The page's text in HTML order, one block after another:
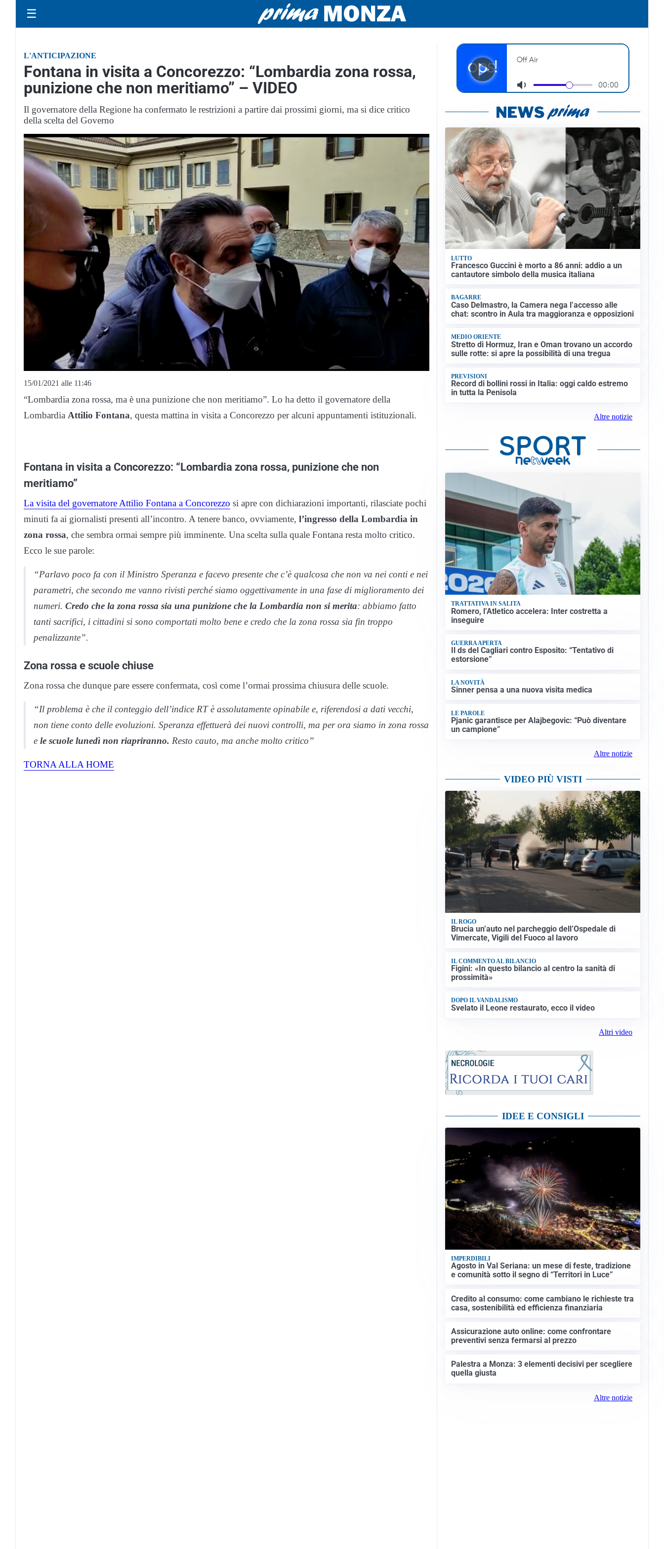
☰
L'ANTICIPAZIONE
Fontana in visita a Concorezzo: “Lombardia zona rossa,
punizione che non meritiamo” – VIDEO
Il governatore della Regione ha confermato le restrizioni a partire dai prossimi giorni, ma si dice critico
della scelta del Governo
15/01/2021 alle 11:46
“Lombardia zona rossa, ma è una punizione che non meritiamo”. Lo ha detto il governatore della
Lombardia Attilio Fontana, questa mattina in visita a Concorezzo per alcuni appuntamenti istituzionali.
Fontana in visita a Concorezzo: “Lombardia zona rossa, punizione che non
meritiamo”
La visita del governatore Attilio Fontana a Concorezzo si apre con dichiarazioni importanti, rilasciate pochi
minuti fa ai giornalisti presenti all’incontro. A tenere banco, ovviamente, l’ingresso della Lombardia in
zona rossa, che sembra ormai sempre più imminente. Una scelta sulla quale Fontana resta molto critico.
Ecco le sue parole:
“Parlavo poco fa con il Ministro Speranza e facevo presente che c’è qualcosa che non va nei conti e nei
parametri, che secondo me vanno rivisti perché siamo oggettivamente in una fase di miglioramento dei
numeri. Credo che la zona rossa sia una punizione che la Lombardia non si merita: abbiamo fatto
tanti sacrifici, i cittadini si sono comportati molto bene e credo che la zona rossa sia fin troppo
penalizzante”.
Zona rossa e scuole chiuse
Zona rossa che dunque pare essere confermata, così come l’ormai prossima chiusura delle scuole.
“Il problema è che il conteggio dell’indice RT è assolutamente opinabile e, riferendosi a dati vecchi,
non tiene conto delle evoluzioni. Speranza effettuerà dei nuovi controlli, ma per ora siamo in zona rossa
e le scuole lunedì non riapriranno. Resto cauto, ma anche molto critico”
TORNA ALLA HOME
LUTTO
Francesco Guccini è morto a 86 anni: addio a un
cantautore simbolo della musica italiana
BAGARRE
Caso Delmastro, la Camera nega l’accesso alle
chat: scontro in Aula tra maggioranza e opposizioni
MEDIO ORIENTE
Stretto di Hormuz, Iran e Oman trovano un accordo
sulle rotte: si apre la possibilità di una tregua
PREVISIONI
Record di bollini rossi in Italia: oggi caldo estremo
in tutta la Penisola
Altre notizie
TRATTATIVA IN SALITA
Romero, l’Atletico accelera: Inter costretta a
inseguire
GUERRA APERTA
Il ds del Cagliari contro Esposito: “Tentativo di
estorsione”
LA NOVITÀ
Sinner pensa a una nuova visita medica
LE PAROLE
Pjanic garantisce per Alajbegovic: “Può diventare
un campione”
Altre notizie
VIDEO PIÙ VISTI
IL ROGO
Brucia un’auto nel parcheggio dell’Ospedale di
Vimercate, Vigili del Fuoco al lavoro
IL COMMENTO AL BILANCIO
Figini: «In questo bilancio al centro la sanità di
prossimità»
DOPO IL VANDALISMO
Svelato il Leone restaurato, ecco il video
Altri video
IDEE E CONSIGLI
IMPERDIBILI
Agosto in Val Seriana: un mese di feste, tradizione
e comunità sotto il segno di “Territori in Luce”
Credito al consumo: come cambiano le richieste tra
casa, sostenibilità ed efficienza finanziaria
Assicurazione auto online: come confrontare
preventivi senza fermarsi al prezzo
Palestra a Monza: 3 elementi decisivi per scegliere
quella giusta
Altre notizie